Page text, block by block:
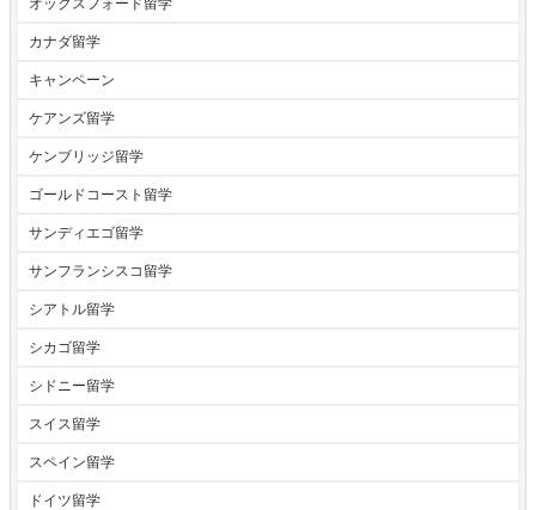
オックスフォード留学
カナダ留学
キャンペーン
ケアンズ留学
ケンブリッジ留学
ゴールドコースト留学
サンディエゴ留学
サンフランシスコ留学
シアトル留学
シカゴ留学
シドニー留学
スイス留学
スペイン留学
ドイツ留学